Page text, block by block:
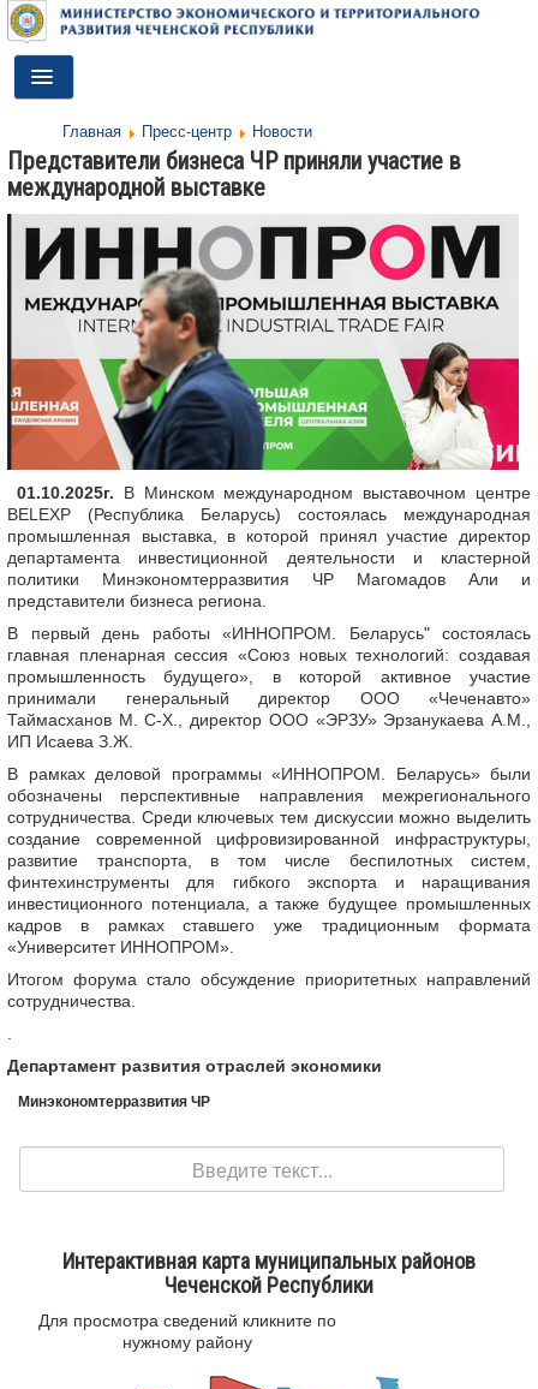
Toggle
Navigation
ДЕЯТЕЛЬНОСТЬ
О МИНИСТЕРСТВЕ
ПРЕСС-ЦЕНТР
ПРОТИВОДЕЙСТВИЕ КОРРУПЦИИ
АНТИТЕРРОР
ОБРАТНАЯ СВЯЗЬ
Главная Пресс-центр Новости
Представители бизнеса ЧР приняли участие в
международной выставке
01.10.2025г. В Минском международном выставочном центре
BELEXP (Республика Беларусь) состоялась международная
промышленная выставка, в которой принял участие директор
департамента инвестиционной деятельности и кластерной
политики Минэкономтерразвития ЧР Магомадов Али и
представители бизнеса региона.
В первый день работы «ИННОПРОМ. Беларусь" состоялась
главная пленарная сессия «Союз новых технологий: создавая
промышленность будущего», в которой активное участие
принимали генеральный директор ООО «Чеченавто»
Таймасханов М. С-Х., директор ООО «ЭРЗУ» Эрзанукаева А.М.,
ИП Исаева З.Ж.
В рамках деловой программы «ИННОПРОМ. Беларусь» были
обозначены перспективные направления межрегионального
сотрудничества. Среди ключевых тем дискуссии можно выделить
создание современной цифровизированной инфраструктуры,
развитие транспорта, в том числе беспилотных систем,
финтехинструменты для гибкого экспорта и наращивания
инвестиционного потенциала, а также будущее промышленных
кадров в рамках ставшего уже традиционным формата
«Университет ИННОПРОМ».
Итогом форума стало обсуждение приоритетных направлений
сотрудничества.
.
Департамент развития отраслей экономики
Минэкономтерразвития ЧР
Интерактивная карта муниципальных районов
Чеченской Республики
Для просмотра сведений кликните по
нужному району